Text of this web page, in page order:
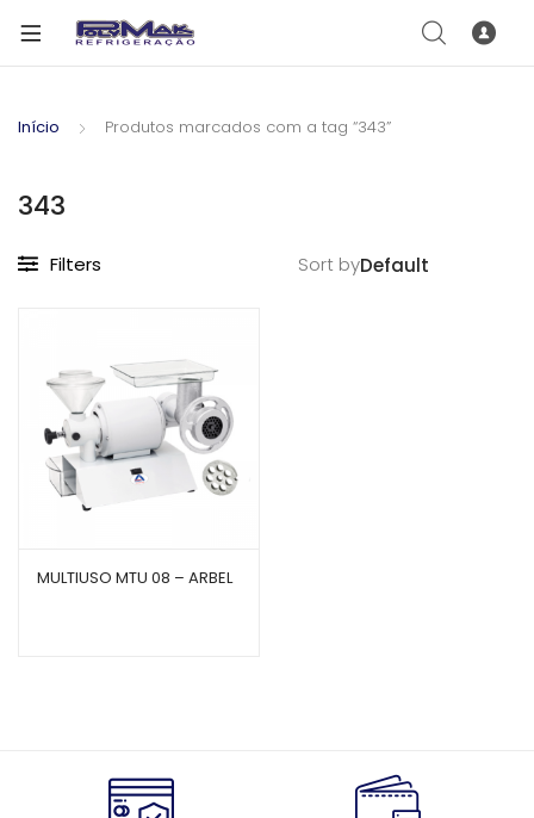
Início Produtos marcados com a tag “343”
343
Filters Sort by
MULTIUSO MTU 08 – ARBEL